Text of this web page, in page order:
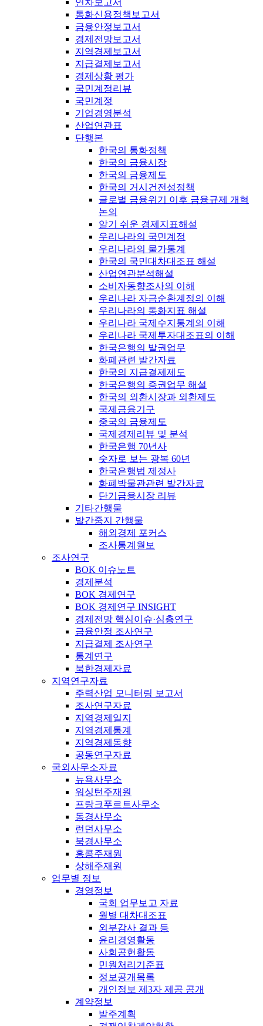
연차보고서
통화신용정책보고서
금융안정보고서
경제전망보고서
지역경제보고서
지급결제보고서
경제상황 평가
국민계정리뷰
국민계정
기업경영분석
산업연관표
단행본
한국의 통화정책
한국의 금융시장
한국의 금융제도
한국의 거시건전성정책
글로벌 금융위기 이후 금융규제 개혁
논의
알기 쉬운 경제지표해설
우리나라의 국민계정
우리나라의 물가통계
한국의 국민대차대조표 해설
산업연관분석해설
소비자동향조사의 이해
우리나라 자금순환계정의 이해
우리나라의 통화지표 해설
우리나라 국제수지통계의 이해
우리나라 국제투자대조표의 이해
한국은행의 발권업무
화폐관련 발간자료
한국의 지급결제제도
한국은행의 증권업무 해설
한국의 외환시장과 외환제도
국제금융기구
중국의 금융제도
국제경제리뷰 및 분석
한국은행 70년사
숫자로 보는 광복 60년
한국은행법 제정사
화폐박물관관련 발간자료
단기금융시장 리뷰
기타간행물
발간중지 간행물
해외경제 포커스
조사통계월보
조사연구
BOK 이슈노트
경제분석
BOK 경제연구
BOK 경제연구 INSIGHT
경제전망 핵심이슈·심층연구
금융안정 조사연구
지급결제 조사연구
통계연구
북한경제자료
지역연구자료
주력산업 모니터링 보고서
조사연구자료
지역경제일지
지역경제통계
지역경제동향
공동연구자료
국외사무소자료
뉴욕사무소
워싱턴주재원
프랑크푸르트사무소
동경사무소
런던사무소
북경사무소
홍콩주재원
상해주재원
업무별 정보
경영정보
국회 업무보고 자료
월별 대차대조표
외부감사 결과 등
윤리경영활동
사회공헌활동
민원처리기준표
정보공개목록
개인정보 제3자 제공 공개
계약정보
발주계획